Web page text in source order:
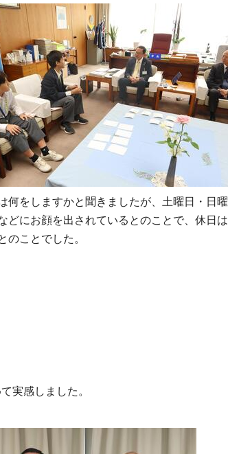
何をしますかと聞きましたが、土曜日・日曜
どにお顔を出されているとのことで、休日は
のことでした。
実感しました。